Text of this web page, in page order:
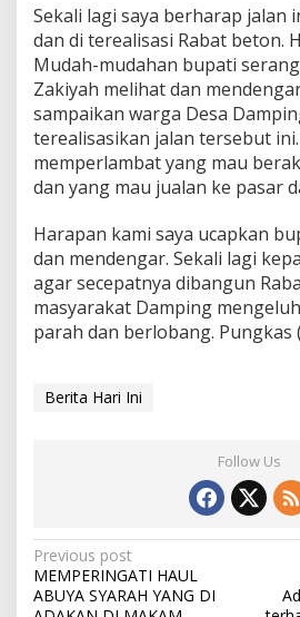
Sekali lagi saya berharap jalan
dan di terealisasi Rabat beton.
Mudah-mudahan bupati
Zakiyah melihat dan
sampaikan warga Desa
terealisasikan jalan tersebut
memperlambat yang mau
dan yang mau jualan ke pasar
Harapan kami saya ucapkan
dan mendengar. Sekali lagi
agar secepatnya dibangun
masyarakat Damping
parah dan berlobang. Pungkas
Berita Hari Ini
Follow Us
Post
navigation
Previous post
MEMPERINGATI HAUL
ABUYA SYARAH YANG DI